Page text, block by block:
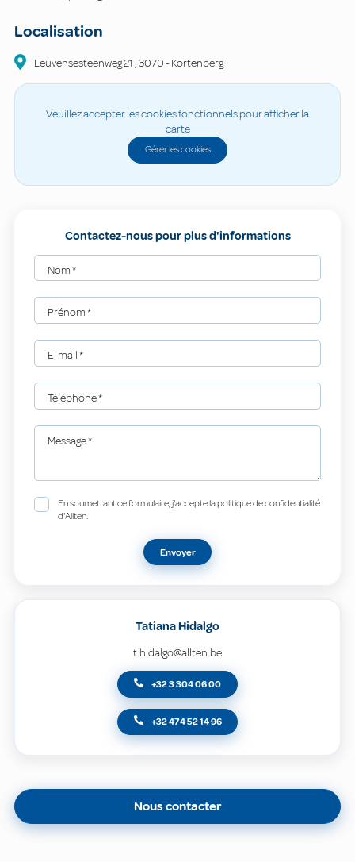
Localisation
Leuvensesteenweg21,3070-Kortenberg
Veuillez accepter les cookies fonctionnels pour afficher la
carte
Gérer les cookies
Contactez-nous pour plus d'informations
Nom*
Prénom*
E-mail*
Téléphone*
Message*
En soumettant ce formulaire, j'accepte la politique de confidentialité
d'Allten.
Envoyer
Tatiana Hidalgo
t.hidalgo@allten.be
+32 3 304 06 00
+32 474 52 14 96
Nous contacter